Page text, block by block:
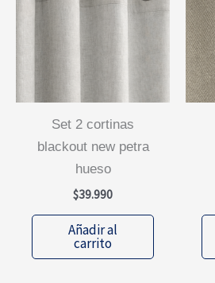
set 2 cortinas
blackout new petra
hueso
$39.990
Añadir al
carrito